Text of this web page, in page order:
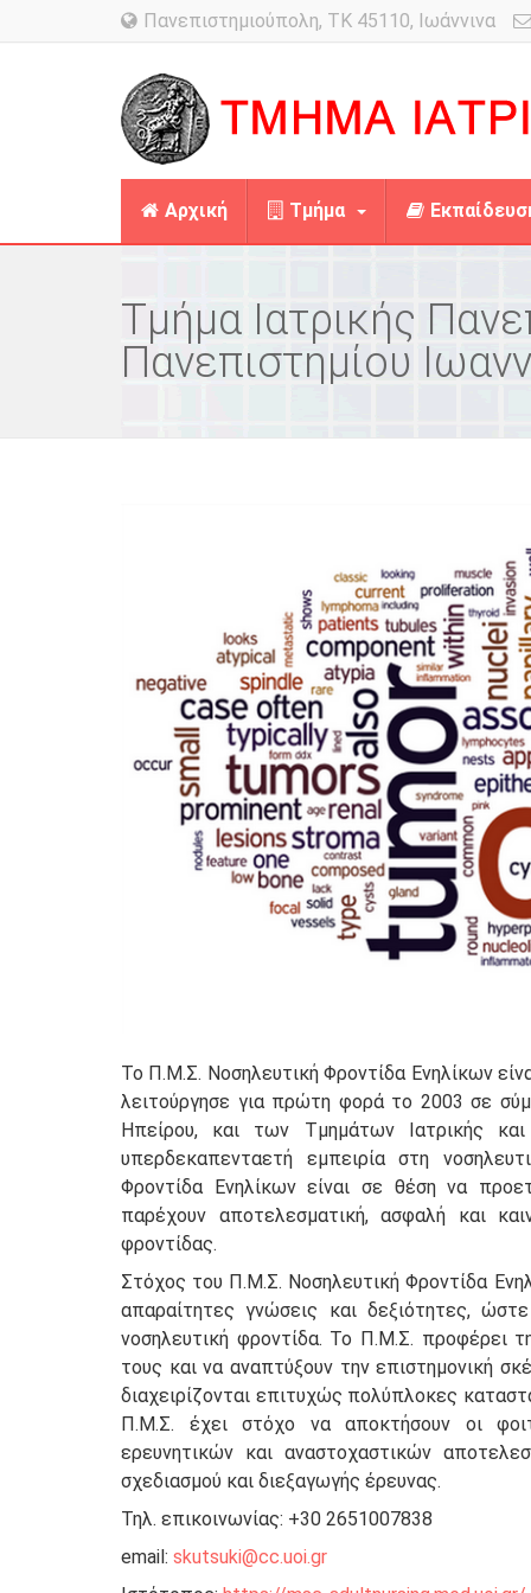
Πανεπιστημιούπολη, TK 45110, Ιωάννινα
Αρχική Τμήμα
Τμήμα Ιατρικής
Πανεπιστημίου
Το Π.Μ.Σ. Νοσηλευτική Φροντίδα Ενηλίκων
λειτούργησε για πρώτη φορά το 2003 σε
Ηπείρου, και των Τμημάτων Ιατρικής
υπερδεκαπενταετή εμπειρία στη
Φροντίδα Ενηλίκων είναι σε θέση να
παρέχουν αποτελεσματική, ασφαλή και
φροντίδας.
Στόχος του Π.Μ.Σ. Νοσηλευτική Φροντίδα
απαραίτητες γνώσεις και δεξιότητες,
νοσηλευτική φροντίδα. Το Π.Μ.Σ. προφέρει
τους και να αναπτύξουν την επιστημονική
διαχειρίζονται επιτυχώς πολύπλοκες
Π.Μ.Σ. έχει στόχο να αποκτήσουν οι
ερευνητικών και αναστοχαστικών
σχεδιασμού και διεξαγωγής έρευνας.
Τηλ. επικοινωνίας: +30 2651007838
email: skutsuki@cc.uoi.gr